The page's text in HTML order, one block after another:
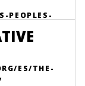
PEOPLES-
ES/THE-